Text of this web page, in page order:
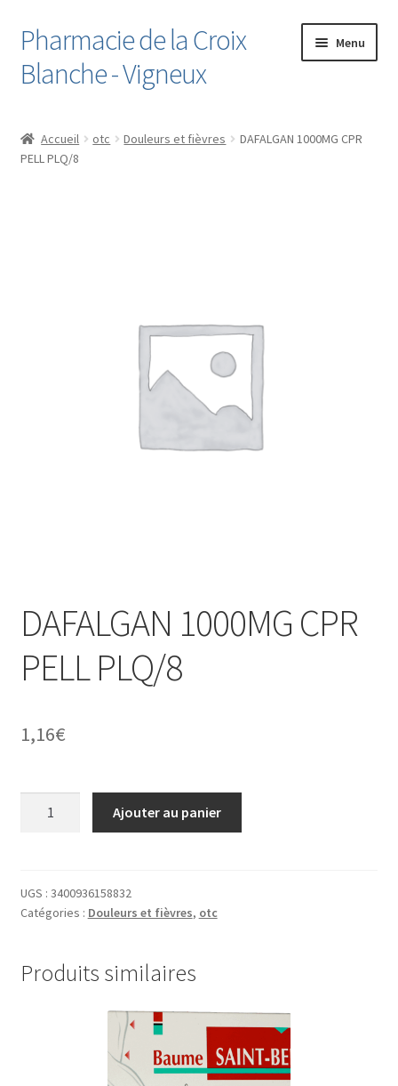
Aller
à
la
Aller
au
contenu
Pharmacie de la Croix
Blanche - Vigneux
Menu
Boutique
Numéros utiles
Ordonnance
Panier
Rendez-Vous
Accueil otc Douleurs et fièvres
DAFALGAN 1000MG CPR
PELL PLQ/8
DAFALGAN 1000MG CPR
PELL PLQ/8
1,16€
CPR
PELL
Ajouter au panier
UGS : 3400936158832
Catégories : Douleurs et fièvres, otc
Produits similaires